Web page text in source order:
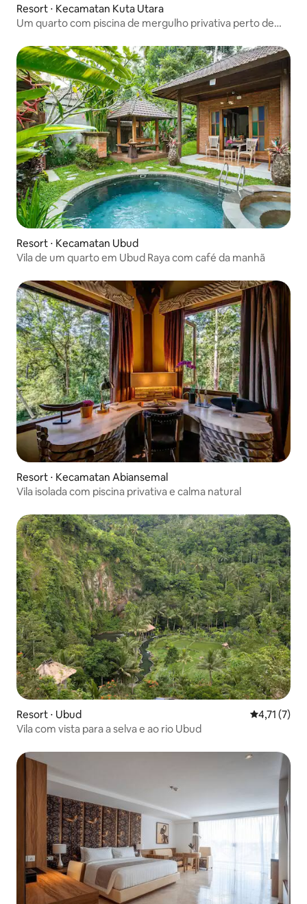
Resort ⋅ Kecamatan Kuta Utara
Um quarto com piscina de mergulho privativa perto de
Resort ⋅ Kecamatan Ubud
Vila de um quarto em Ubud Raya com café da manhã
Resort ⋅ Kecamatan Abiansemal
Vila isolada com piscina privativa e calma natural
Resort ⋅ Ubud 4,71 de
4,71 (7)
Vila com vista para a selva e ao rio Ubud